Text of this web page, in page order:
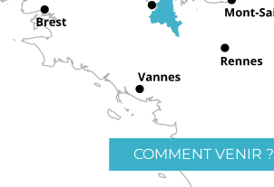
COMMENT VENIR ?